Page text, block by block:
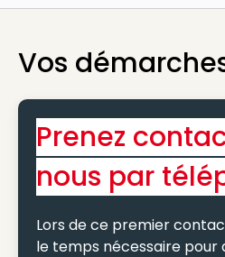
Vos
Prenez
nous par
Lors de ce premier
le temps nécessaire pour